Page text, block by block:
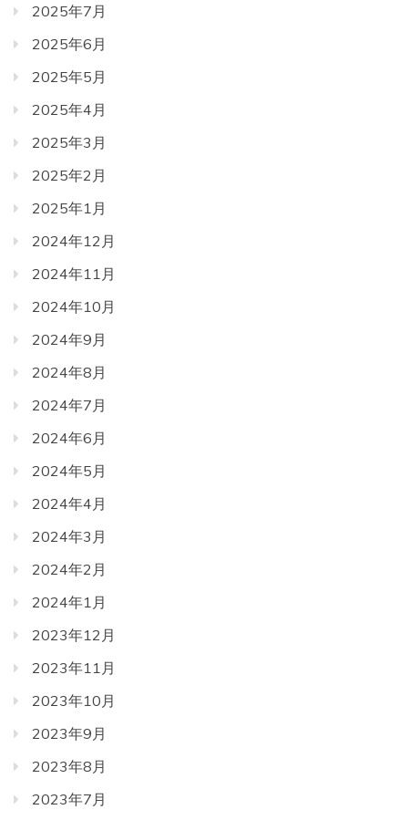
2025年7月
2025年6月
2025年5月
2025年4月
2025年3月
2025年2月
2025年1月
2024年12月
2024年11月
2024年10月
2024年9月
2024年8月
2024年7月
2024年6月
2024年5月
2024年4月
2024年3月
2024年2月
2024年1月
2023年12月
2023年11月
2023年10月
2023年9月
2023年8月
2023年7月